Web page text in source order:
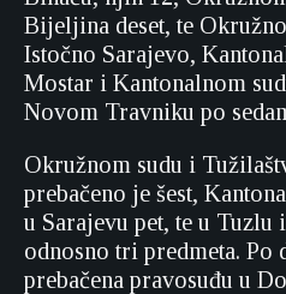
Bijeljina deset, te
Istočno Sarajevo,
Mostar i Kantonalnom
Novom Travniku po
Okružnom sudu i
prebačeno je šest,
u Sarajevu pet, te u
odnosno tri predmeta. Po
prebačena pravosuđu u